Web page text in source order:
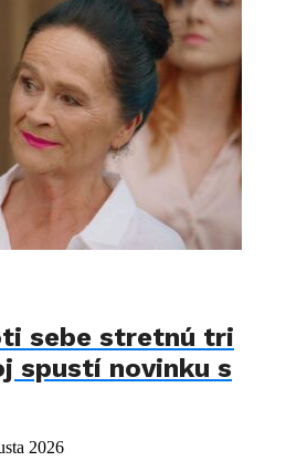
sebe stretnú tri
spustí novinku s
2026